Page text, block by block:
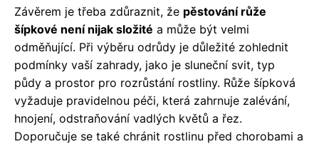
Závěrem je třeba zdůraznit, že pěstování růže
šípkové není nijak složité a může být velmi
odměňující. Při výběru odrůdy je důležité zohlednit
podmínky vaší zahrady, jako je sluneční svit, typ
půdy a prostor pro rozrůstání rostliny. Růže šípková
vyžaduje pravidelnou péči, která zahrnuje zalévání,
hnojení, odstraňování vadlých květů a řez.
Doporučuje se také chránit rostlinu před chorobami a